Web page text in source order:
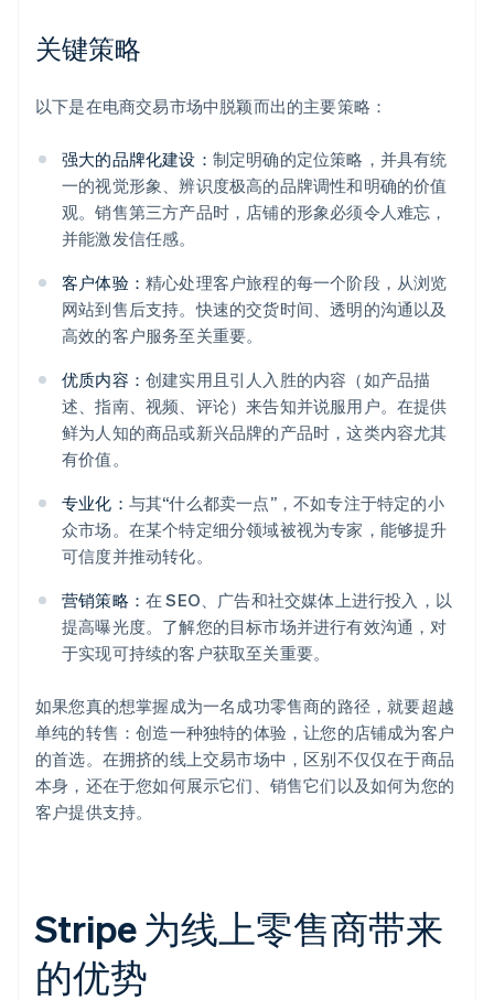
关键策略
以下是在电商交易市场中脱颖而出的主要策略：
强大的品牌化建设： 制定明确的定位策略，并具有统
一的视觉形象、辨识度极高的品牌调性和明确的价值
观。销售第三方产品时，店铺的形象必须令人难忘，
并能激发信任感。
客户体验： 精心处理客户旅程的每一个阶段，从浏览
网站到售后支持。快速的交货时间、透明的沟通以及
高效的客户服务至关重要。
优质内容： 创建实用且引人入胜的内容（如产品描
述、指南、视频、评论）来告知并说服用户。在提供
鲜为人知的商品或新兴品牌的产品时，这类内容尤其
有价值。
专业化： 与其“什么都卖一点”，不如专注于特定的小
众市场。在某个特定细分领域被视为专家，能够提升
可信度并推动转化。
营销策略： 在 SEO、广告和社交媒体上进行投入，以
提高曝光度。了解您的目标市场并进行有效沟通，对
于实现可持续的客户获取至关重要。
如果您真的想掌握成为一名成功零售商的路径，就要超越
单纯的转售：创造一种独特的体验，让您的店铺成为客户
的首选。在拥挤的线上交易市场中，区别不仅仅在于商品
本身，还在于您如何展示它们、销售它们以及如何为您的
客户提供支持。
Stripe 为线上零售商带来
的优势